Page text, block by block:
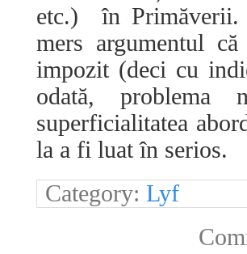
etc.) în
mers argumentul
impozit (deci cu
odată,
superficialitatea
la a fi luat în serios.
Category: Lyf